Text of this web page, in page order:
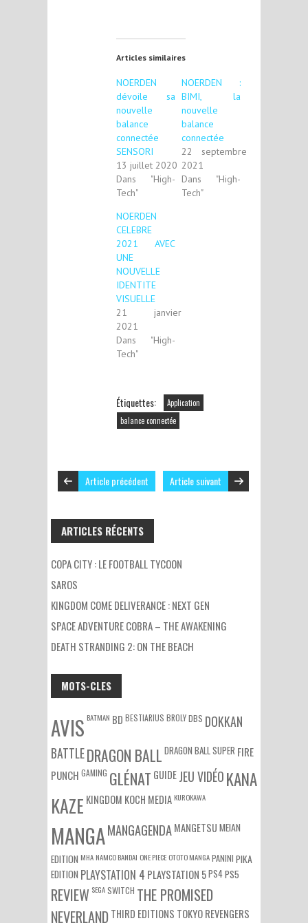
Articles similaires
NOERDEN
dévoile sa
nouvelle
balance
connectée
SENSORI
13 juillet 2020
Dans "High-
Tech"
NOERDEN :
BIMI, la
nouvelle
balance
connectée
22 septembre
2021
Dans "High-
Tech"
NOERDEN
CELEBRE
2021 AVEC
UNE
NOUVELLE
IDENTITE
VISUELLE
21 janvier
2021
Dans "High-
Tech"
Étiquettes:
Application
balance connectée
Article précédent Article suivant
ARTICLES RÉCENTS
COPA CITY : LE FOOTBALL TYCOON
SAROS
KINGDOM COME DELIVERANCE : NEXT GEN
SPACE ADVENTURE COBRA – THE AWAKENING
DEATH STRANDING 2: ON THE BEACH
MOTS-CLES
AVIS BATMAN BD BESTIARIUS BROLYDBS DOKKAN
BATTLEDRAGON BALL DRAGON BALL SUPER FIRE
PUNCH GAMING GLÉNAT GUIDEJEU VIDÉOKANA
KAZE KINGDOM KOCH MEDIA KUROKAWA
MANGAMANGAGENDAMANGETSUMEIAN
EDITION MHA NAMCO BANDAI ONE PIECE OTOTO MANGAPANINI PIKA
EDITION PLAYSTATION 4 PLAYSTATION 5PS4PS5
REVIEW SEGASWITCH THE PROMISED
NEVERLAND THIRD EDITIONS TOKYO REVENGERS